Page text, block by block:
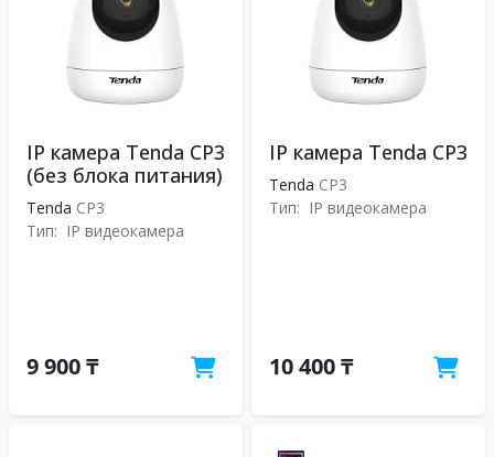
IP камера Tenda CP3
(без блока питания)
Tenda CP3
Тип: IP видеокамера
9 900 ₸
IP камера Tenda CP3
Tenda CP3
Тип: IP видеокамера
10 400 ₸